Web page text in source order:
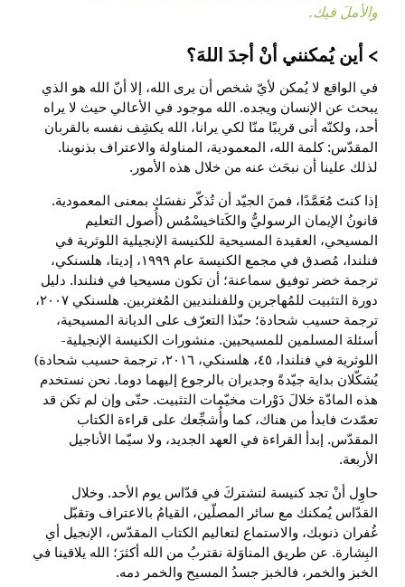
والأملَ فيك.
أين يُمكنني أنْ أجدَ اللهَ؟
في الواقع لا يُمكن لأيّ شخص أن يرى الله، إلا أنّ الله هو الذي
يبحث عن الإنسان ويجده. الله موجود في الأعالي حيث لا يراه
أحد، ولكنّه أتى قريبًا منّا لكي يرانا، الله يكشِف نفسه بالقربان
المقدّس: كلمة الله، المعمودية، المناولة والاعتراف بذنوبنا.
لذلك علينا أن نبحَث عنه من خلال هذه الأمور.
إذا كنتَ مُعَمَّدًا، فمنَ الجيّد أن تُذكّر نفسَك بمعنى المعمودية.
قانونُ الإيمان الرسوليُّ والكَتاخيسْمُس (أُصول التعليم
المسيحي، العقيدة المسيحية للكنيسة الإنجيلية اللوثرية في
فنلندا، مُصدق في مجمع الكنيسة عام ١٩٩٩، إديتا، هلسنكي،
ترجمة خضر توفيق سماعنة؛ أن تكون مسيحيا في فنلندا. دليل
دورة التثبيت للمُهاجرين وللفنلنديين المُغتربين. هلسنكي ٢٠٠٧،
ترجمة حسيب شحادة؛ حبّذا التعرّف على الديانة المسيحية،
أسئلة المسلمين للمسيحيين. منشورات الكنيسة الإنجيلية-
اللوثرية في فنلندا، ٤٥، هلسنكي، ٢٠١٦، ترجمة حسيب شحادة)
يُشكّلان بداية جيّدةً وجديران بالرجوع إليهما دوما. نحن نستخدم
هذه المادّة خلالَ دَوْرات مخيّمات التثبيت. حتّى وإن لم تكن قد
تعمّدتَ فابدأ من هناك، كما وأُشجِّعك على قراءة الكتاب
المقدّس. إبدأ القراءة في العهد الجديد، ولا سيّما الأناجيل
الأربعة.
حاوِل أنْ تجد كنيسة لتشتركَ في قدّاس يوم الأحد. وخلال
القدّاس يُمكنك مع سائر المصلّين، القيامُ بالاعتراف وتقبّل
غُفران ذنوبك، والاستماع لتعاليم الكتاب المقدّس، الإنجيل أي
البِشارة. عن طريق المناوَلة نقتربُ من الله أكثرَ؛ الله يلاقينا في
الخبز والخمر، فالخبز جسدُ المسيح والخمر دمه.